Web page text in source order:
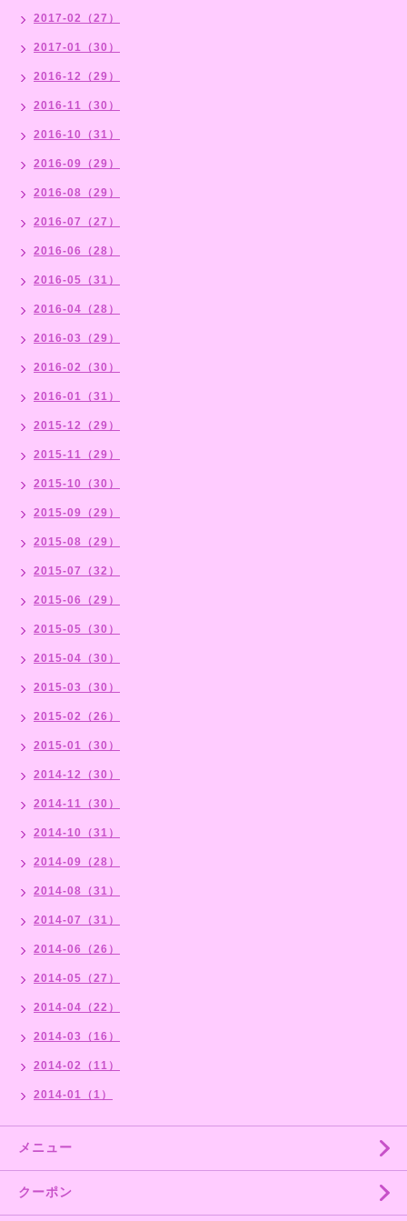
2017-02（27）
2017-01（30）
2016-12（29）
2016-11（30）
2016-10（31）
2016-09（29）
2016-08（29）
2016-07（27）
2016-06（28）
2016-05（31）
2016-04（28）
2016-03（29）
2016-02（30）
2016-01（31）
2015-12（29）
2015-11（29）
2015-10（30）
2015-09（29）
2015-08（29）
2015-07（32）
2015-06（29）
2015-05（30）
2015-04（30）
2015-03（30）
2015-02（26）
2015-01（30）
2014-12（30）
2014-11（30）
2014-10（31）
2014-09（28）
2014-08（31）
2014-07（31）
2014-06（26）
2014-05（27）
2014-04（22）
2014-03（16）
2014-02（11）
2014-01（1）
メニュー
クーポン